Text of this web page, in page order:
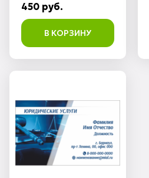
450 руб.
В КОРЗИНУ